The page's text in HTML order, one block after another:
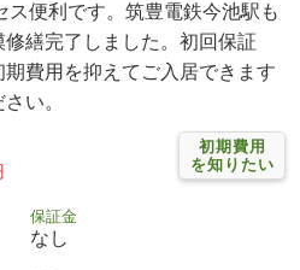
ス便利です。筑豊電鉄今池駅も
繕完了しました。初回保証
費用を抑えてご入居できます
い。
初期費用
を知りたい
保証金
なし